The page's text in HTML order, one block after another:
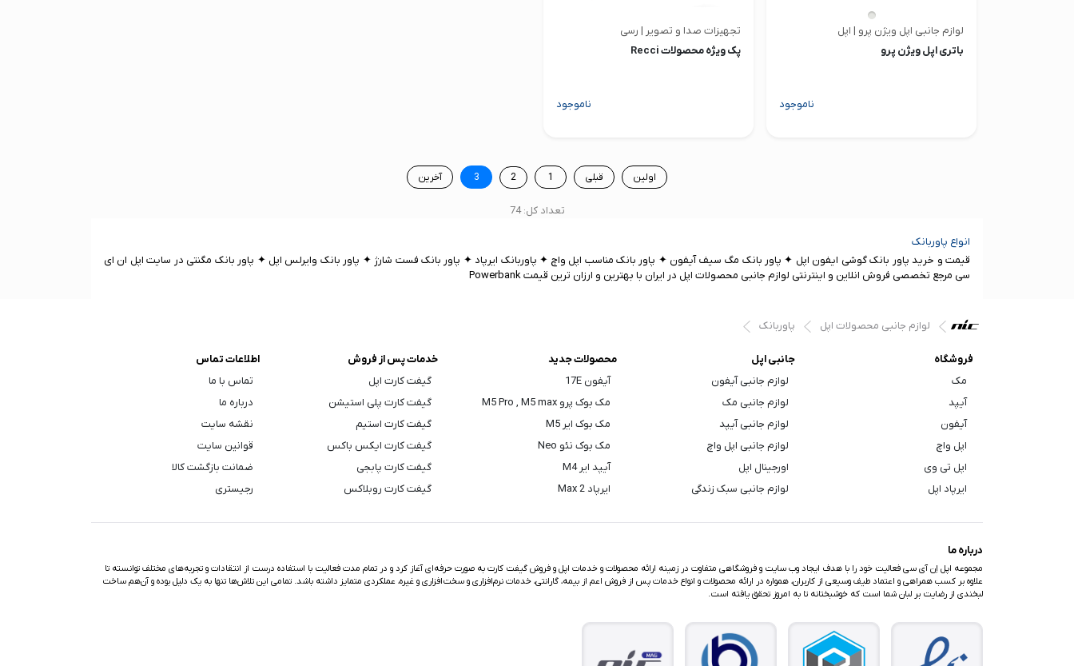
لوازم جانبی اپل ویژن پرو | اپل
باتری اپل ویژن پرو
ناموجود
تجهیزات صدا و تصویر | رسی
پک ویژه محصولات Recci
ناموجود
اولین قبلی 1
2
3 آخرین
تعداد کل: 74
انواع پاوربانک
قیمت و خرید پاور بانک گوشی ایفون اپل ✦ پاور بانک مگ سیف آیفون ✦ پاور بانک مناسب اپل واچ ✦ پاوربانک ایرپاد ✦ پاور بانک فست شارژ ✦ پاور بانک وایرلس اپل ✦ پاور بانک مگنتی در سایت اپل ان ای
سی مرجع تخصصی فروش انلاین و اینترنتی لوازم جانبی محصولات اپل در ایران با بهترین و ارزان ترین قیمت Powerbank
لوازم جانبی محصولات اپل پاوربانک
فروشگاه
مک
آیپد
آیفون
اپل واچ
اپل تی وی
ایرپاد اپل
جانبی اپل
لوازم جانبی آیفون
لوازم جانبی مک
لوازم جانبی آیپد
لوازم جانبی اپل واچ
اورجینال اپل
لوازم جانبی سبک زندگی
محصولات جدید
آیفون 17E
مک بوک پرو M5 Pro , M5 max
مک بوک ایر M5
مک بوک نئو Neo
آیپد ایر M4
ایرپاد Max 2
خدمات پس از فروش
گیفت کارت اپل
گیفت کارت پلی استیشن
گیفت کارت استیم
گیفت کارت ایکس باکس
گیفت کارت پابجی
گیفت کارت روبلاکس
اطلاعات تماس
تماس با ما
درباره ما
نقشه سایت
قوانین سایت
ضمانت بازگشت کالا
رجیستری
درباره ما
مجموعه اپل اِن آی سی فعالیت خود را با هدف ایجاد وب سایت و فروشگاهی متفاوت در زمینه ارائه محصولات و خدمات اپل و فروش گیفت کارت به صورت حرفه‌ای آغاز کرد و در تمام مدت فعالیت با استفاده درست از انتقادات و تجربه‌های مختلف توانسته تا
علاوه بر کسب همراهی و اعتماد طیف وسیعی از کاربران، همواره در ارائه محصولات و انواع خدمات پس از فروش اعم از بیمه، گارانتی، خدمات نرم‌افزاری و سخت‌افزاری و غیره، عملکردی متمایز داشته باشد. تمامی این تلاش‌ها تنها به یک دلیل بوده و آن‌هم ساخت
لبخندی از رضایت بر لبان شما است که خوشبختانه تا به امروز تحقق یافته است.